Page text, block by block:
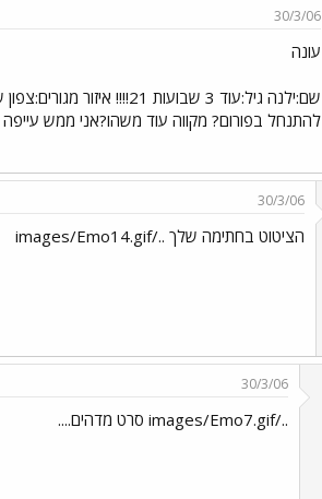
30/3/06
עונה
שם:ילנה גיל:עוד 3 שבועות 21!!!! איזור מגורים:צפון שיר מועדף של בונג':always
להתנחל בפורום? מקווה עוד משהו?אני ממש עייפה
30/3/06
הציטוט בחתימה שלך ../images/Emo14.gif
30/3/06
../images/Emo7.gif סרט מדהים....